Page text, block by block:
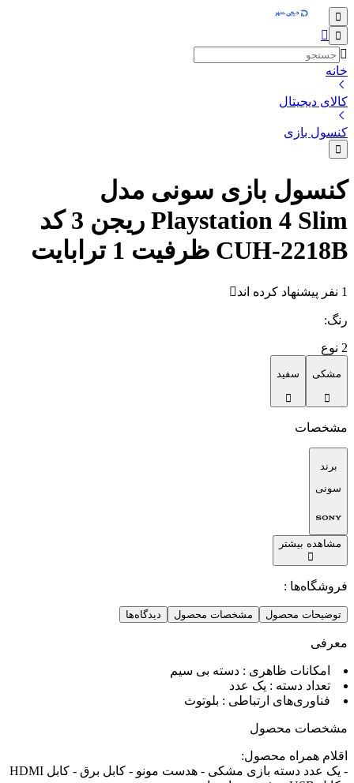
خانه
کالای دیجیتال
کنسول بازی
کنسول بازی سونی مدل
Playstation 4 Slim ریجن 3 کد
CUH-2218B ظرفیت 1 ترابایت
1 نفر پیشنهاد کرده اند
رنگ:
2 نوع
مشکی سفید
مشخصات
برند
سونی
مشاهده بیشتر
فروشگاه‌ها :
توضیحات محصول مشخصات محصول دیدگاه‌ها
معرفی
امکانات ظاهری : دسته بی سیم
تعداد دسته : یک عدد
فناوری‌های ارتباطی : بلوتوث
مشخصات محصول
اقلام همراه محصول:
- یک عدد دسته بازی مشکی - هدست مونو - کابل برق - کابل HDMI